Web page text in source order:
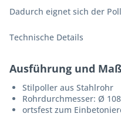
Dadurch eignet sich der
Technische Details
Ausführung und
Stilpoller aus Stahlrohr
Rohrdurchmesser: Ø
ortsfest zum